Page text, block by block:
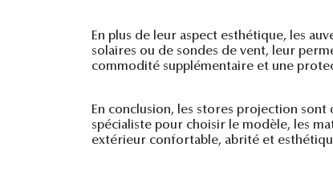
En plus de leur aspect esthétique, les
solaires ou de sondes de vent, leur
commodité supplémentaire et une
En conclusion, les stores projection
spécialiste pour choisir le modèle, les
extérieur confortable, abrité et